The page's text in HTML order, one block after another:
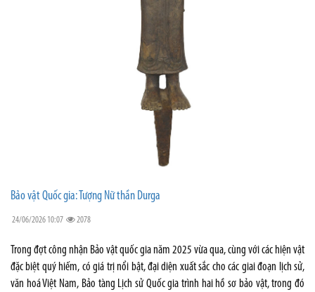
Bảo vật Quốc gia: Tượng Nữ thần Durga
24/06/2026 10:07 2078
Trong đợt công nhận Bảo vật quốc gia năm 2025 vừa qua, cùng với các hiện vật
đặc biệt quý hiếm, có giá trị nổi bật, đại diện xuất sắc cho các giai đoạn lịch sử,
văn hoá Việt Nam, Bảo tàng Lịch sử Quốc gia trình hai hồ sơ bảo vật, trong đó